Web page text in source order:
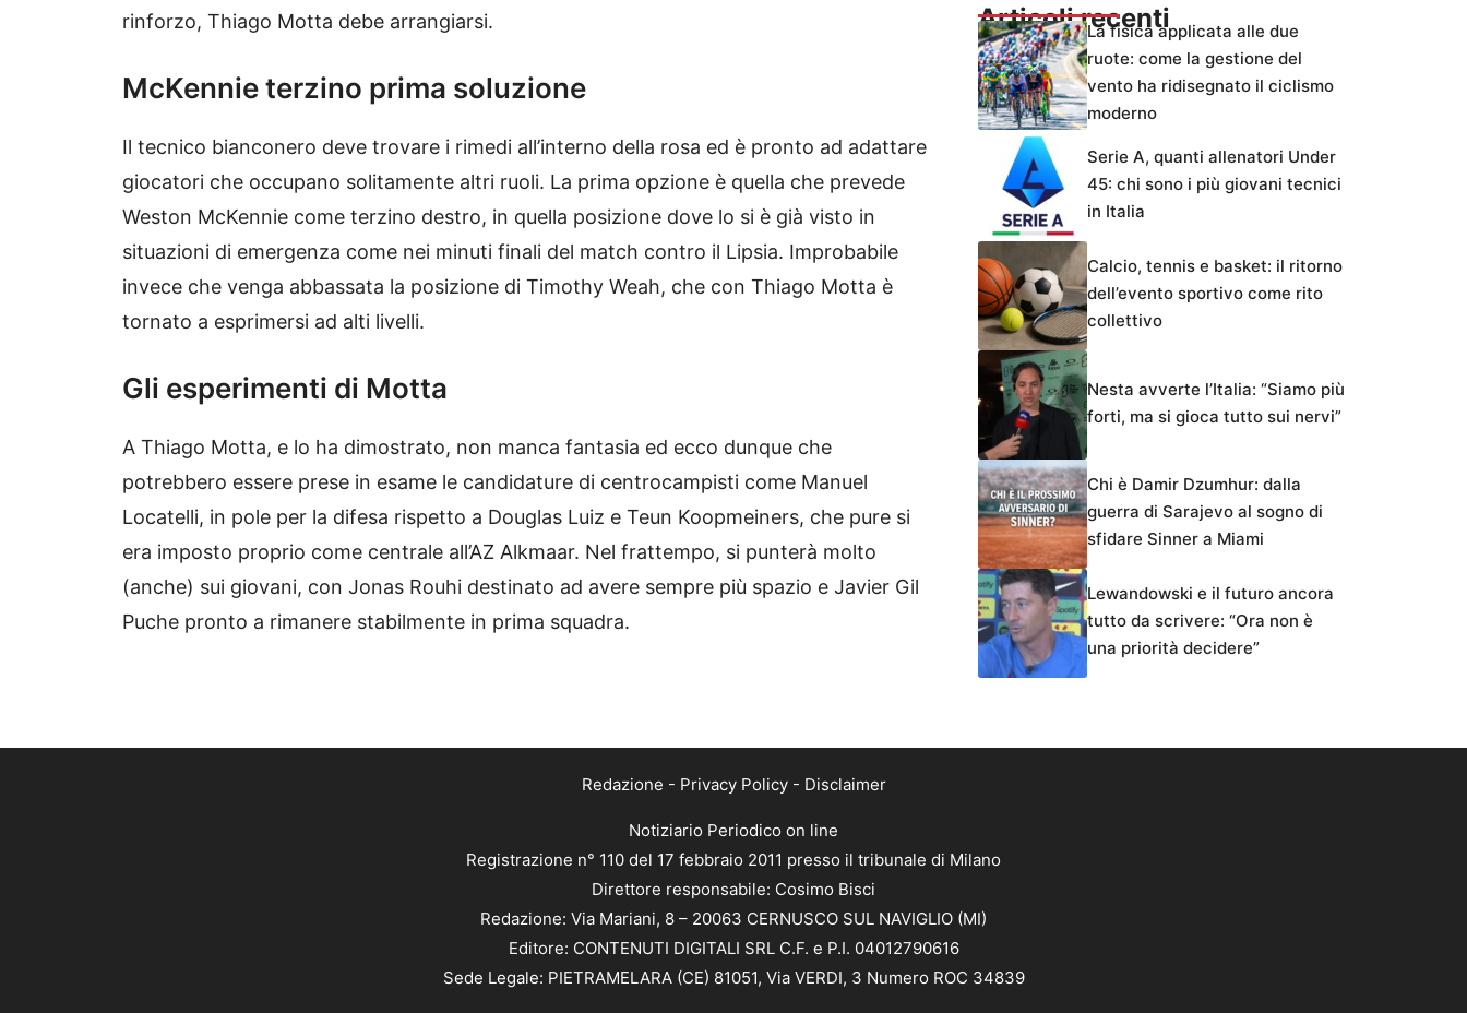
rinforzo, Thiago Motta debe arrangiarsi.
McKennie terzino prima soluzione
Il tecnico bianconero deve trovare i rimedi all’interno della rosa ed è pronto ad adattare
giocatori che occupano solitamente altri ruoli. La prima opzione è quella che prevede
Weston McKennie come terzino destro, in quella posizione dove lo si è già visto in
situazioni di emergenza come nei minuti finali del match contro il Lipsia. Improbabile
invece che venga abbassata la posizione di Timothy Weah, che con Thiago Motta è
tornato a esprimersi ad alti livelli.
Gli esperimenti di Motta
A Thiago Motta, e lo ha dimostrato, non manca fantasia ed ecco dunque che
potrebbero essere prese in esame le candidature di centrocampisti come Manuel
Locatelli, in pole per la difesa rispetto a Douglas Luiz e Teun Koopmeiners, che pure si
era imposto proprio come centrale all’AZ Alkmaar. Nel frattempo, si punterà molto
(anche) sui giovani, con Jonas Rouhi destinato ad avere sempre più spazio e Javier Gil
Puche pronto a rimanere stabilmente in prima squadra.
Articoli recentiLa fisica applicata alle due
ruote: come la gestione del
vento ha ridisegnato il ciclismo
moderno
Serie A, quanti allenatori Under
45: chi sono i più giovani tecnici
in Italia
Calcio, tennis e basket: il ritorno
dell’evento sportivo come rito
collettivo
Nesta avverte l’Italia: “Siamo più
forti, ma si gioca tutto sui nervi”
Chi è Damir Dzumhur: dalla
guerra di Sarajevo al sogno di
sfidare Sinner a Miami
Lewandowski e il futuro ancora
tutto da scrivere: “Ora non è
una priorità decidere”
Redazione - Privacy Policy- Disclaimer
Notiziario Periodico on line
Registrazione n° 110 del 17 febbraio 2011 presso il tribunale di Milano
Direttore responsabile: Cosimo Bisci
Redazione: Via Mariani, 8 – 20063 CERNUSCO SUL NAVIGLIO (MI)
Editore: CONTENUTI DIGITALI SRL C.F. e P.I. 04012790616
Sede Legale: PIETRAMELARA (CE) 81051, Via VERDI, 3 Numero ROC 34839